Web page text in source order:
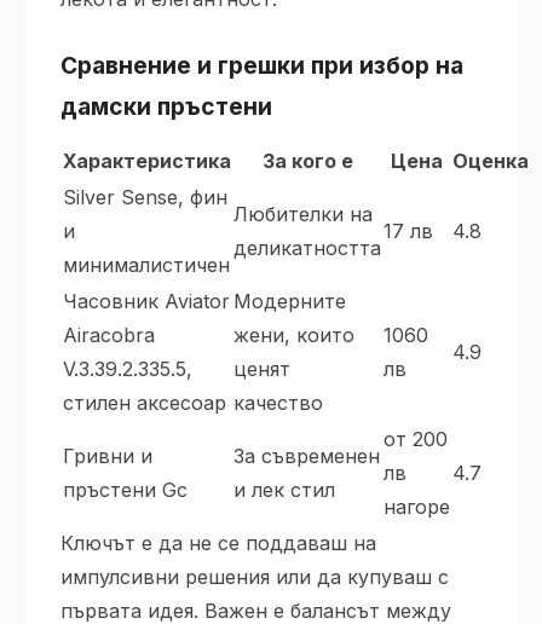
Сравнение и грешки при избор на
дамски пръстени
Характеристика За кого е Цена Оценка
Silver Sense, фин
и
минималистичен
Любителки на
деликатността
17 лв 4.8
Часовник Aviator
Airacobra
V.3.39.2.335.5,
стилен аксесоар
Модерните
жени, които
ценят
качество
1060
лв
4.9
Гривни и
пръстени Gc
За съвременен
и лек стил
от 200
лв
нагоре
4.7
Ключът е да не се поддаваш на
импулсивни решения или да купуваш с
първата идея. Важен е балансът между